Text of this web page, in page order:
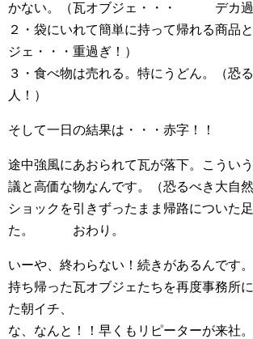
かない。（瓦オブジェ・・・ デカ過
２・袋にいれて簡単に持って帰れる商品
ジェ・・・重過ぎ！）
３・食べ物は売れる。特にうどん。（恐
人！）
そして一日の結果は・・・赤字！！
途中強風にあおられて瓦が落下。こうい
議と高価な物なんです。（恐るべき大自然
ショックを引きずったまま帰路についた
た。 おわり。
いーや、終わらない！続きがあるんです。
持ち帰った瓦オブジェたちを再度事務所
た朝イチ、
な、なんと！！早くもリピーターが来社